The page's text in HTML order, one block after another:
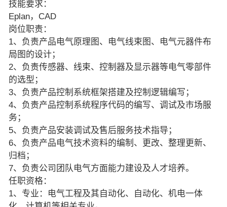
技能要求：
Eplan，CAD
岗位职责：
1、负责产品电气原理图、电气线束图、电气元器件布
局图的设计；
2、负责传感器、线束、控制器及显示器等电气零部件
的选型；
3、负责产品控制系统框架搭建及控制逻辑编写；
4、负责产品控制系统程序代码的编写、调试及市场服
务；
5、负责产品安装调试及售后服务技术指导；
6、负责产品电气技术资料的编制、更改、整理更新、
归档；
7、负责公司团队电气方面能力建设及人才培养。
任职资格：
1、专业：电气工程及其自动化、自动化、机电一体